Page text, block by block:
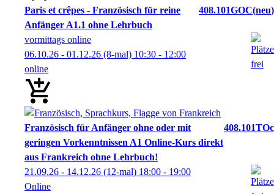
Paris et crêpes - Französisch für reine
Anfänger A1.1 ohne Lehrbuch
408.101GOC neu
vormittags online
06.10.26 - 01.12.26 (8-mal) 10:30 - 12:00
online
Französisch für Anfänger ohne oder mit
geringen Vorkenntnissen A1 Online-Kurs direkt
aus Frankreich ohne Lehrbuch!
408.101TOc
21.09.26 - 14.12.26 (12-mal) 18:00 - 19:00
Online